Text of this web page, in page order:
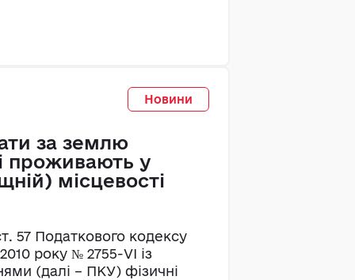
Новини
за землю
проживають у
місцевості
57 Податкового кодексу
року № 2755-VI із
(далі – ПКУ) фізичні